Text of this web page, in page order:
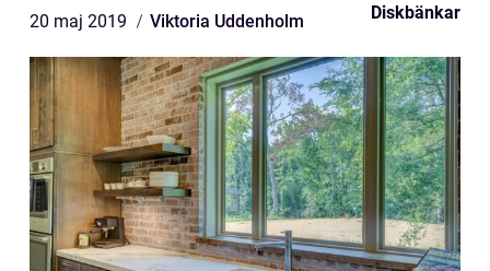
20 maj 2019 Viktoria Uddenholm Diskbänkar